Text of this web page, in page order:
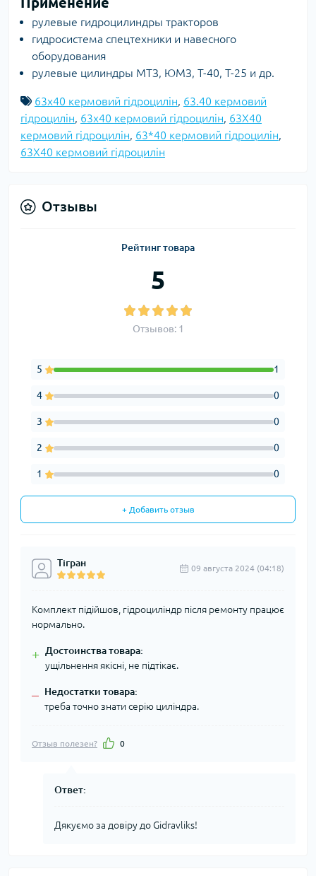
рулевые гидроцилиндры тракторов
гидросистема спецтехники и навесного
оборудования
рулевые цилиндры МТЗ, ЮМЗ, Т-40, Т-25 и др.
63х40 кермовий гідроцилін, 63.40 кермовий
гідроцилін, 63x40 кермовий гідроцилін, 63X40
кермовий гідроцилін, 63*40 кермовий гідроцилін,
63Х40 кермовий гідроцилін
Отзывы
Рейтинг товара
5
Отзывов: 1
5 1
4 0
3 0
2 0
1 0
+ Добавить отзыв
Тігран 09 августа 2024 (04:18)
Комплект підійшов, гідроциліндр після ремонту працює
нормально.
+ Достоинства товара:
ущільнення якісні, не підтікає.
– Недостатки товара:
треба точно знати серію циліндра.
Отзыв полезен? 0
Ответ:
Дякуємо за довіру до Gidravliks!